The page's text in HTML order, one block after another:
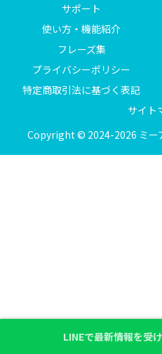
サポート
使い方・機能紹介
フレーズ集
プライバシーポリシー
特定商取引法に基づく表記
サイト
Copyright © 2024-2026 ミー
LINEで最新情報を受